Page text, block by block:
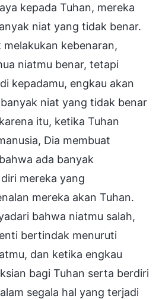
kepada Tuhan, mereka
niat yang tidak benar.
kebenaran,
niatmu benar, tetapi
kepadamu, engkau akan
niat yang tidak benar
itu, ketika Tuhan
Dia membuat
ada banyak
mereka yang
mereka akan Tuhan.
bahwa niatmu salah,
bertindak menuruti
dan ketika engkau
bagi Tuhan serta berdiri
segala hal yang terjadi